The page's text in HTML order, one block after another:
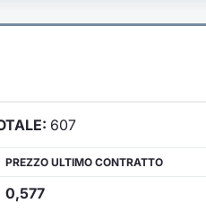
607
PREZZO ULTIMO CONTRATTO
0,577